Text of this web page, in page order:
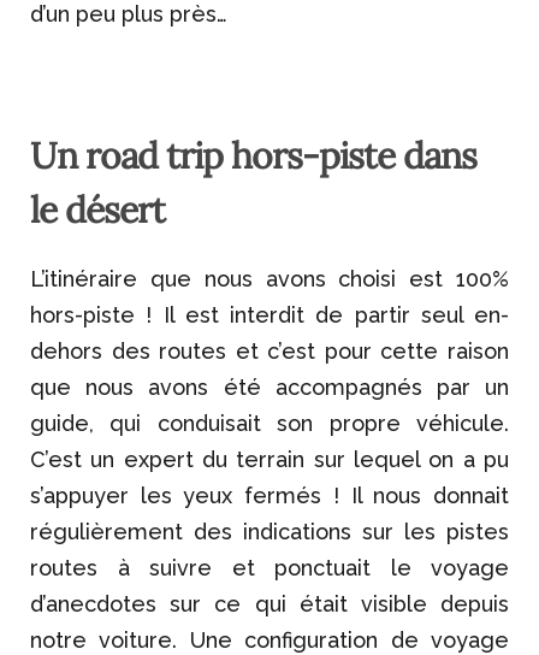
d’un peu plus près…
Un road trip hors-piste dans
le désert
L’itinéraire que nous avons choisi est 100%
hors-piste ! Il est interdit de partir seul en-
dehors des routes et c’est pour cette raison
que nous avons été accompagnés par un
guide, qui conduisait son propre véhicule.
C’est un expert du terrain sur lequel on a pu
s’appuyer les yeux fermés ! Il nous donnait
régulièrement des indications sur les pistes
routes à suivre et ponctuait le voyage
d’anecdotes sur ce qui était visible depuis
notre voiture. Une configuration de voyage